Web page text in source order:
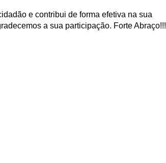
e contribui de forma efetiva na sua
a sua participação. Forte Abraço!!!